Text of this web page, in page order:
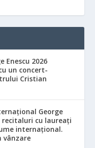
Enescu 2026
un concert-
Cristian
George
recitaluri cu laureați
internațional.
vânzare